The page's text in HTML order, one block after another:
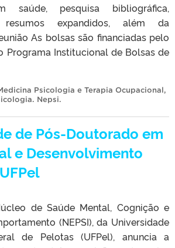
saúde, pesquisa bibliográfica,
expandidos, além da
As bolsas são financiadas pelo
Programa Institucional de Bolsas de
Psicologia e Terapia Ocupacional,
Nepsi.
de Pós-Doutorado em
e Desenvolvimento
de Saúde Mental, Cognição e
(NEPSI), da Universidade
de Pelotas (UFPel), anuncia a